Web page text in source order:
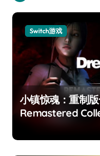
Switch游戏
小镇惊魂：重制
Remastered